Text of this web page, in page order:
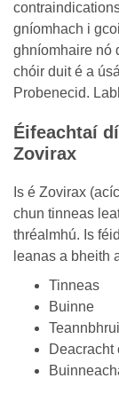
gníomhach i
ghníomhaire nó
chóir duit é a
Probenecid.
Éifeachtaí
Zovirax
Is é Zovirax
chun tinneas
thréalmhú. Is
leanas a bheith
Tinneas
Buinne
Deacracht